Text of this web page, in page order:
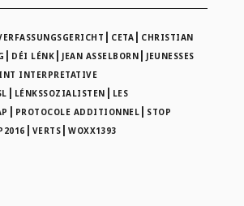
| CETA | CHRISTIAN
| DÉI LÉNK | JEAN ASSELBORN | JEUNESSES
INTERPRETATIVE
| LÉNKSSOZIALISTEN | LES
| PROTOCOLE ADDITIONNEL | STOP
| VERTS |WOXX1393